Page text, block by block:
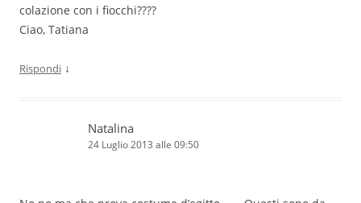
colazione con i fiocchi????
Ciao, Tatiana
Rispondi ↓
Natalina
24 Luglio 2013 alle 09:50